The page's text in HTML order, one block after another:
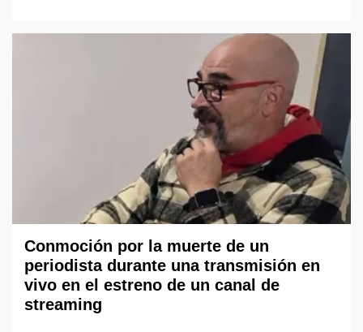
Conmoción por la muerte de un
periodista durante una transmisión en
vivo en el estreno de un canal de
streaming